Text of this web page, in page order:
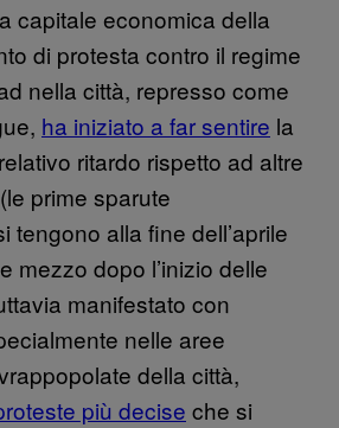
capitale economica della
di protesta contro il regime
nella città, represso come
ha iniziato a far sentire la
ritardo rispetto ad altre
prime sparute
tengono alla fine dell’aprile
mezzo dopo l’inizio delle
manifestato con
nelle aree
della città,
più decise che si